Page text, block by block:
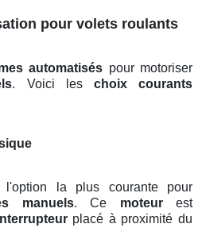
pour volets roulants
automatisés pour motoriser
. Voici les choix courants
la plus courante pour
manuels. Ce moteurest
placé à proximité du